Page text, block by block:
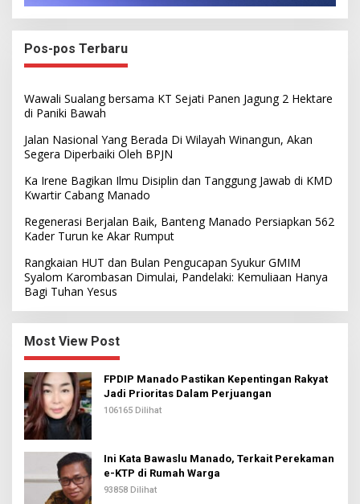
Pos-pos Terbaru
Wawali Sualang bersama KT Sejati Panen Jagung 2 Hektare
di Paniki Bawah
Jalan Nasional Yang Berada Di Wilayah Winangun, Akan
Segera Diperbaiki Oleh BPJN
Ka Irene Bagikan Ilmu Disiplin dan Tanggung Jawab di KMD
Kwartir Cabang Manado
Regenerasi Berjalan Baik, Banteng Manado Persiapkan 562
Kader Turun ke Akar Rumput
Rangkaian HUT dan Bulan Pengucapan Syukur GMIM
Syalom Karombasan Dimulai, Pandelaki: Kemuliaan Hanya
Bagi Tuhan Yesus
Most View Post
FPDIP Manado Pastikan Kepentingan Rakyat
Jadi Prioritas Dalam Perjuangan
106165 Dilihat
Ini Kata Bawaslu Manado, Terkait Perekaman
e-KTP di Rumah Warga
93858 Dilihat